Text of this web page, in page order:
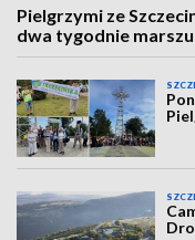
Pielgrzymi ze
dwa tygodnie